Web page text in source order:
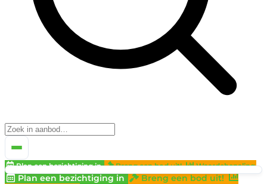
Plan een bezichtiging in Breng een bod uit! Waardebepaling
Plan een bezichtiging in
Breng een bod uit!